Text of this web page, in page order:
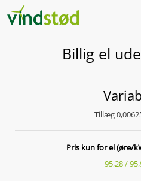
Billig el
Tillæg
Pris kun for el (øre/
95,28 /